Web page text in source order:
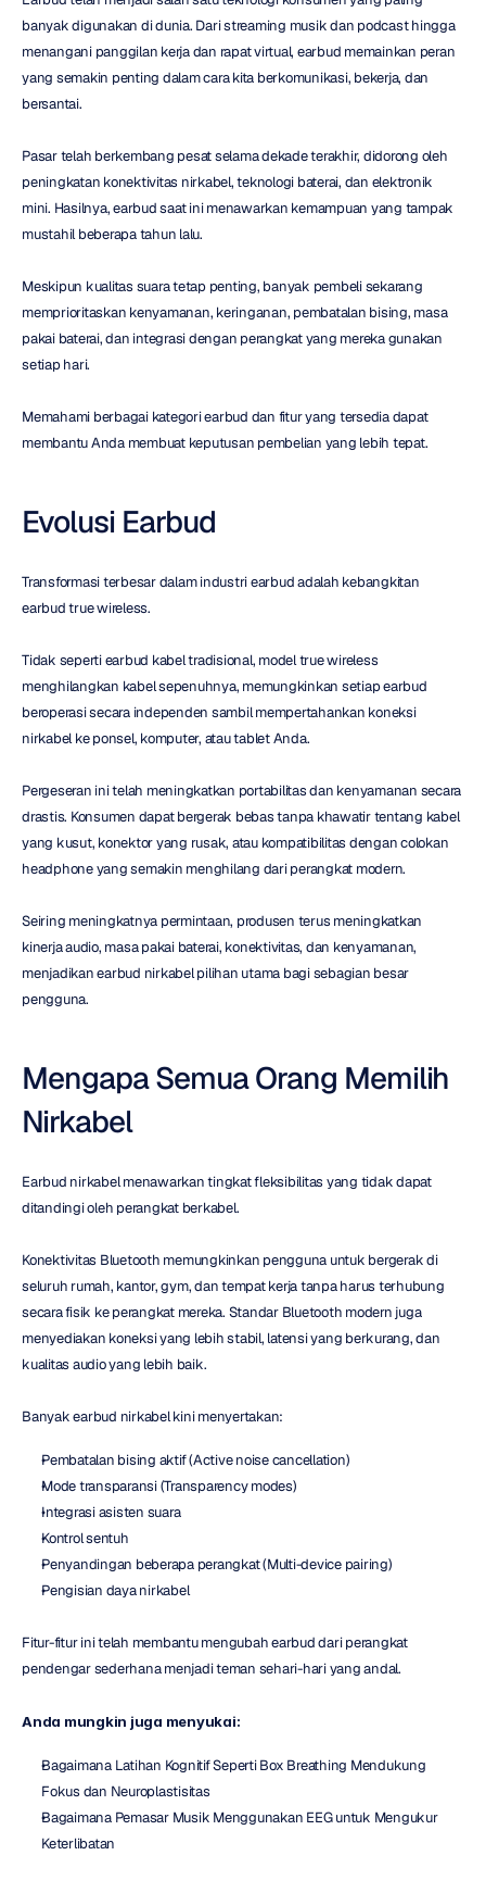
banyak digunakan di dunia. Dari streaming musik dan podcast hingga
menangani panggilan kerja dan rapat virtual, earbud memainkan peran
yang semakin penting dalam cara kita berkomunikasi, bekerja, dan
bersantai.
Pasar telah berkembang pesat selama dekade terakhir, didorong oleh
peningkatan konektivitas nirkabel, teknologi baterai, dan elektronik
mini. Hasilnya, earbud saat ini menawarkan kemampuan yang tampak
mustahil beberapa tahun lalu.
Meskipun kualitas suara tetap penting, banyak pembeli sekarang
memprioritaskan kenyamanan, keringanan, pembatalan bising, masa
pakai baterai, dan integrasi dengan perangkat yang mereka gunakan
setiap hari.
Memahami berbagai kategori earbud dan fitur yang tersedia dapat
membantu Anda membuat keputusan pembelian yang lebih tepat.
Evolusi Earbud
Transformasi terbesar dalam industri earbud adalah kebangkitan
earbud true wireless.
Tidak seperti earbud kabel tradisional, model true wireless
menghilangkan kabel sepenuhnya, memungkinkan setiap earbud
beroperasi secara independen sambil mempertahankan koneksi
nirkabel ke ponsel, komputer, atau tablet Anda.
Pergeseran ini telah meningkatkan portabilitas dan kenyamanan secara
drastis. Konsumen dapat bergerak bebas tanpa khawatir tentang kabel
yang kusut, konektor yang rusak, atau kompatibilitas dengan colokan
headphone yang semakin menghilang dari perangkat modern.
Seiring meningkatnya permintaan, produsen terus meningkatkan
kinerja audio, masa pakai baterai, konektivitas, dan kenyamanan,
menjadikan earbud nirkabel pilihan utama bagi sebagian besar
pengguna.
Mengapa Semua Orang Memilih
Nirkabel
Earbud nirkabel menawarkan tingkat fleksibilitas yang tidak dapat
ditandingi oleh perangkat berkabel.
Konektivitas Bluetooth memungkinkan pengguna untuk bergerak di
seluruh rumah, kantor, gym, dan tempat kerja tanpa harus terhubung
secara fisik ke perangkat mereka. Standar Bluetooth modern juga
menyediakan koneksi yang lebih stabil, latensi yang berkurang, dan
kualitas audio yang lebih baik.
Banyak earbud nirkabel kini menyertakan:
Pembatalan bising aktif (Active noise cancellation)
Mode transparansi (Transparency modes)
Integrasi asisten suara
Kontrol sentuh
Penyandingan beberapa perangkat (Multi-device pairing)
Pengisian daya nirkabel
Fitur-fitur ini telah membantu mengubah earbud dari perangkat
pendengar sederhana menjadi teman sehari-hari yang andal.
Anda mungkin juga menyukai:
Bagaimana Latihan Kognitif Seperti Box Breathing Mendukung
Fokus dan Neuroplastisitas
Bagaimana Pemasar Musik Menggunakan EEG untuk Mengukur
Keterlibatan